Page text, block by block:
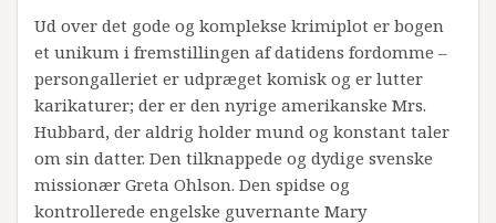
Ud over det gode og komplekse krimiplot er bogen
et unikum i fremstillingen af datidens fordomme –
persongalleriet er udpræget komisk og er lutter
karikaturer; der er den nyrige amerikanske Mrs.
Hubbard, der aldrig holder mund og konstant taler
om sin datter. Den tilknappede og dydige svenske
missionær Greta Ohlson. Den spidse og
kontrollerede engelske guvernante Mary